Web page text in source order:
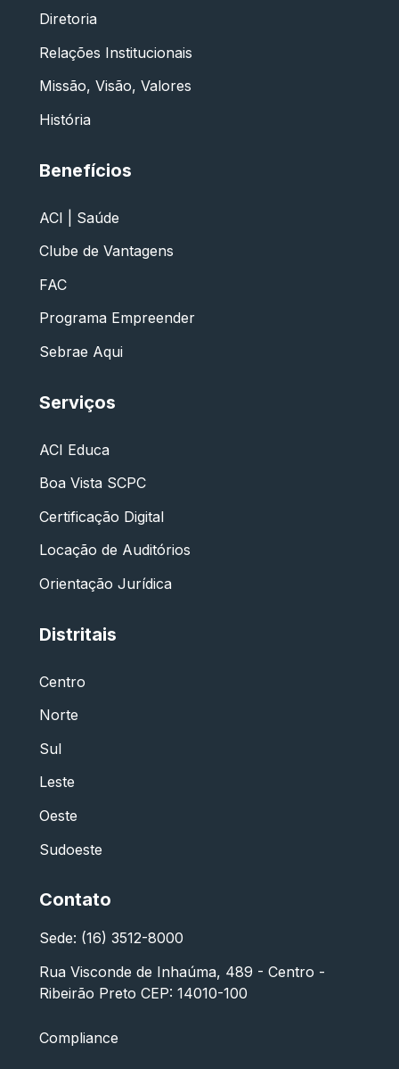
Diretoria
Relações Institucionais
Missão, Visão, Valores
História
Benefícios
ACI | Saúde
Clube de Vantagens
FAC
Programa Empreender
Sebrae Aqui
Serviços
ACI Educa
Boa Vista SCPC
Certificação Digital
Locação de Auditórios
Orientação Jurídica
Distritais
Centro
Norte
Sul
Leste
Oeste
Sudoeste
Contato
Sede: (16) 3512-8000
Rua Visconde de Inhaúma, 489 - Centro -
Ribeirão Preto CEP: 14010-100
Compliance